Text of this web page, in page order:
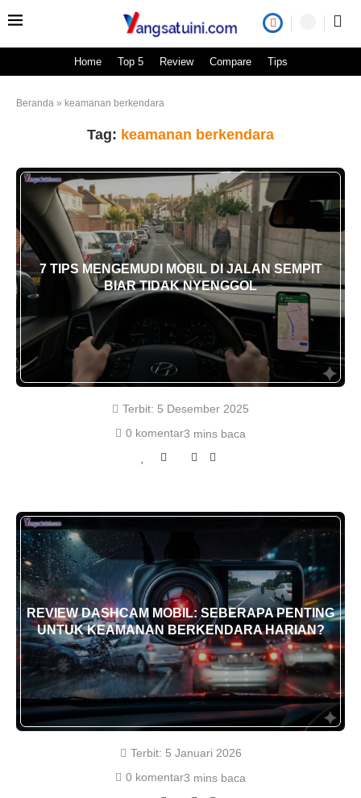
Home Top 5 Review Compare Tips
Beranda » keamanan berkendara
Tag: keamanan berkendara
7 TIPS MENGEMUDI MOBIL DI JALAN SEMPIT
BIAR TIDAK NYENGGOL
Terbit: 5 Desember 2025
0 komentar3 mins baca
REVIEW DASHCAM MOBIL: SEBERAPA PENTING
UNTUK KEAMANAN BERKENDARA HARIAN?
Terbit: 5 Januari 2026
0 komentar3 mins baca